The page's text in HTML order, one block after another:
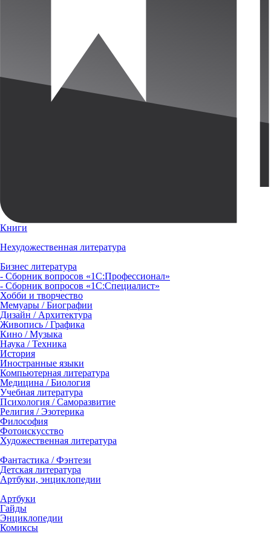
Книги
Нехудожественная литература
Бизнес литература
- Сборник вопросов «1С:Профессионал»
- Сборник вопросов «1С:Специалист»
Хобби и творчество
Мемуары / Биографии
Дизайн / Архитектура
Живопись / Графика
Кино / Музыка
Наука / Техника
История
Иностранные языки
Компьютерная литература
Медицина / Биология
Учебная литература
Психология / Саморазвитие
Религия / Эзотерика
Философия
Фотоискусство
Художественная литература
Фантастика / Фэнтези
Детская литература
Артбуки, энциклопедии
Артбуки
Гайды
Энциклопедии
Комиксы